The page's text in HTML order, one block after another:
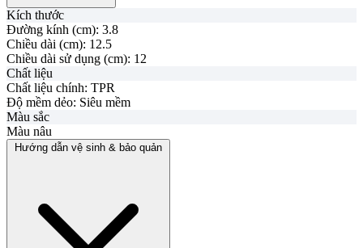
Kích thước
Đường kính (cm): 3.8
Chiều dài (cm): 12.5
Chiều dài sử dụng (cm): 12
Chất liệu
Chất liệu chính: TPR
Độ mềm dẻo: Siêu mềm
Màu sắc
Màu nâu
Hướng dẫn vệ sinh & bảo quản